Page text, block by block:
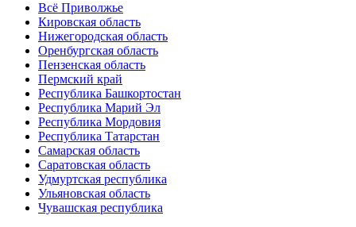
Всё Приволжье
Кировская область
Нижегородская область
Оренбургская область
Пензенская область
Пермский край
Республика Башкортостан
Республика Марий Эл
Республика Мордовия
Республика Татарстан
Самарская область
Саратовская область
Удмуртская республика
Ульяновская область
Чувашская республика